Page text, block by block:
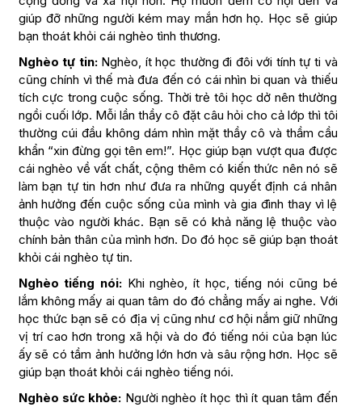
giúp đỡ những người kém may mắn hơn họ. Học sẽ giúp
bạn thoát khỏi cái nghèo tình thương.
Nghèo tự tin:Nghèo, ít học thường đi đôi với tính tự ti và
cũng chính vì thế mà đưa đến có cái nhìn bi quan và thiếu
tích cực trong cuộc sống. Thời trẻ tôi học dở nên thường
ngồi cuối lớp. Mỗi lần thầy cô đặt câu hỏi cho cả lớp thì tôi
thường cúi đầu không dám nhìn mặt thầy cô và thầm cầu
khẩn “xin đừng gọi tên em!”. Học giúp bạn vượt qua được
cái nghèo về vất chất, cộng thêm có kiến thức nên nó sẽ
làm bạn tự tin hơn như đưa ra những quyết định cá nhân
ảnh hưởng đến cuộc sống của mình và gia đình thay vì lệ
thuộc vào người khác. Bạn sẽ có khả năng lệ thuộc vào
chính bản thân của mình hơn. Do đó học sẽ giúp bạn thoát
khỏi cái nghèo tự tin.
Nghèo tiếng nói:Khi nghèo, ít học, tiếng nói cũng bé
lắm không mấy ai quan tâm do đó chẳng mấy ai nghe. Với
học thức bạn sẽ có địa vị cũng như cơ hội nắm giữ những
vị trí cao hơn trong xã hội và do đó tiếng nói của bạn lúc
ấy sẽ có tầm ảnh hưởng lớn hơn và sâu rộng hơn. Học sẽ
giúp bạn thoát khỏi cái nghèo tiếng nói.
Nghèo sức khỏe: Người nghèo ít học thì ít quan tâm đến